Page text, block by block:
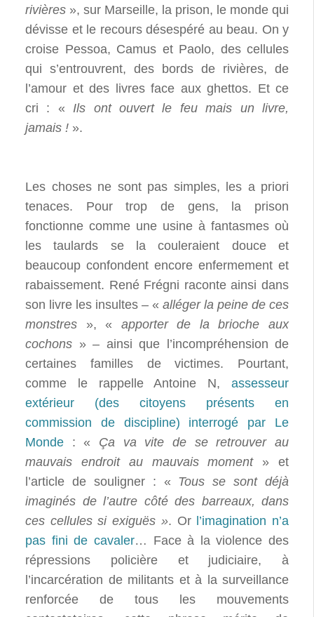
rivières », sur Marseille, la prison, le monde qui
dévisse et le recours désespéré au beau. On y
croise Pessoa, Camus et Paolo, des cellules
qui s’entrouvrent, des bords de rivières, de
l’amour et des livres face aux ghettos. Et ce
cri : « Ils ont ouvert le feu mais un livre,
jamais ! ».
Les choses ne sont pas simples, les a priori
tenaces. Pour trop de gens, la prison
fonctionne comme une usine à fantasmes où
les taulards se la couleraient douce et
beaucoup confondent encore enfermement et
rabaissement. René Frégni raconte ainsi dans
son livre les insultes – « alléger la peine de ces
monstres », « apporter de la brioche aux
cochons » – ainsi que l’incompréhension de
certaines familles de victimes. Pourtant,
comme le rappelle Antoine N, assesseur
extérieur (des citoyens présents en
commission de discipline) interrogé par Le
Monde : « Ça va vite de se retrouver au
mauvais endroit au mauvais moment» et
l’article de souligner : « Tous se sont déjà
imaginés de l’autre côté des barreaux, dans
ces cellules si exiguës ». Or l’imagination n’a
pas fini de cavaler… Face à la violence des
répressions policière et judiciaire, à
l’incarcération de militants et à la surveillance
renforcée de tous les mouvements